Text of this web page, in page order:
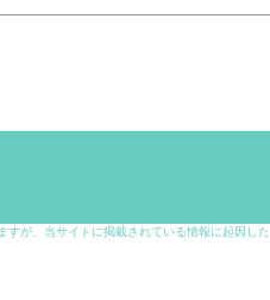
が、当サイトに掲載されている情報に起因